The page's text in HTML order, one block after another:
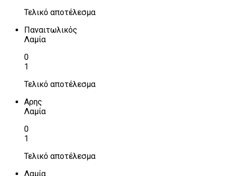
Τελικό αποτέλεσμα
Παναιτωλικός
Λαμία
0
1
Τελικό αποτέλεσμα
Αρης
Λαμία
0
1
Τελικό αποτέλεσμα
Λαμία